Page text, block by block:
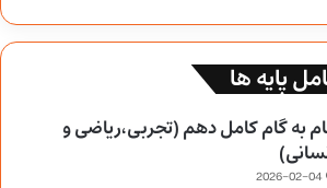
پایه ها
به گام کامل دهم (تجربی،ریاضی و
2026-02-04